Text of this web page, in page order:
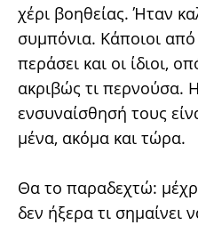
χέρι βοηθείας. Ήταν
συμπόνια. Κάποιοι
περάσει και οι ίδιοι,
ακριβώς τι περνούσα.
ενσυναίσθησή τους
μένα, ακόμα και τώρα.
Θα το παραδεχτώ:
δεν ήξερα τι